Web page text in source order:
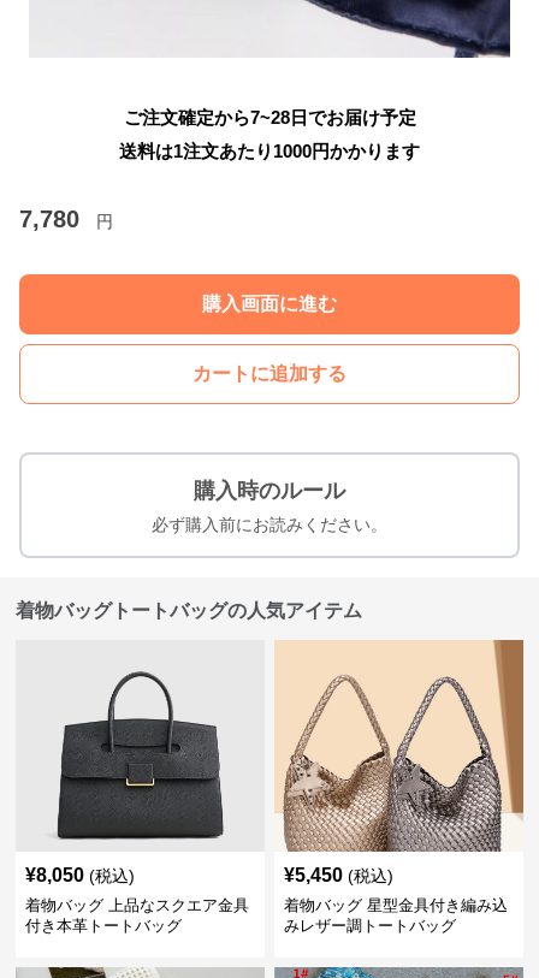
ご注文確定から7~28日でお届け予定
送料は1注文あたり 1000円かかります
7,780 円
購入画面に進む
カートに追加する
購入時のルール
必ず購入前にお読みください。
着物バッグトートバッグの人気アイテム
¥8,050 (税込)
着物バッグ 上品なスクエア金具
付き本革トートバッグ
¥5,450 (税込)
着物バッグ 星型金具付き編み込
みレザー調トートバッグ